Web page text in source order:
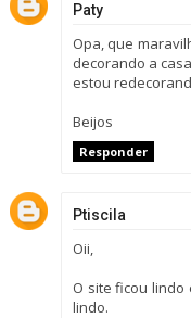
Paty
Opa, que
decorando a
estou
Beijos
Responder
Ptiscila
Oii,
O site ficou lindo
lindo.